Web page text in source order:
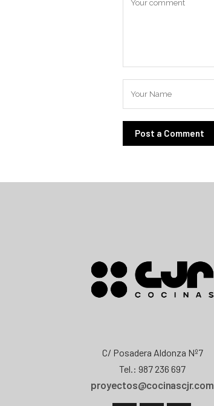
C/ Posadera Aldonza Nº7
Tel.: 987 236 697
proyectos@cocinascjr.com